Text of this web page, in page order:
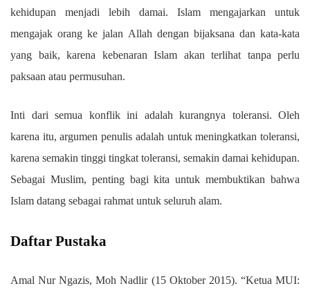
kehidupan menjadi lebih damai. Islam mengajarkan untuk
mengajak orang ke jalan Allah dengan bijaksana dan kata-kata
yang baik, karena kebenaran Islam akan terlihat tanpa perlu
paksaan atau permusuhan.
Inti dari semua konflik ini adalah kurangnya toleransi. Oleh
karena itu, argumen penulis adalah untuk meningkatkan toleransi,
karena semakin tinggi tingkat toleransi, semakin damai kehidupan.
Sebagai Muslim, penting bagi kita untuk membuktikan bahwa
Islam datang sebagai rahmat untuk seluruh alam.
Daftar Pustaka
Amal Nur Ngazis, Moh Nadlir (15 Oktober 2015). “Ketua MUI: